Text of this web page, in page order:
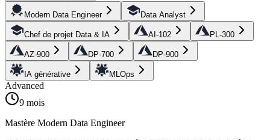
Modern Data Engineer Data Analyst
Chef de projet Data & IA AI-102 PL-300
AZ-900 DP-700 DP-900
IA générative MLOps
Advanced
9 mois
Mastère Modern Data Engineer